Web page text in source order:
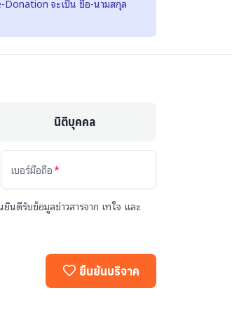
นิติบุคคล
เบอร์มือถือ
นดีรับข้อมูลข่าวสารจาก เทใจ และ
ยืนยันบริจาค